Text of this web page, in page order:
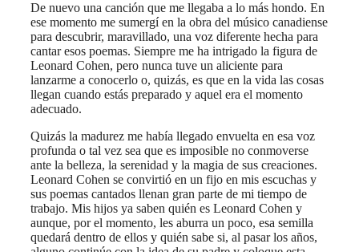
De nuevo una canción que me llegaba a lo más hondo. En
ese momento me sumergí en la obra del músico canadiense
para descubrir, maravillado, una voz diferente hecha para
cantar esos poemas. Siempre me ha intrigado la figura de
Leonard Cohen, pero nunca tuve un aliciente para
lanzarme a conocerlo o, quizás, es que en la vida las cosas
llegan cuando estás preparado y aquel era el momento
adecuado.
Quizás la madurez me había llegado envuelta en esa voz
profunda o tal vez sea que es imposible no conmoverse
ante la belleza, la serenidad y la magia de sus creaciones.
Leonard Cohen se convirtió en un fijo en mis escuchas y
sus poemas cantados llenan gran parte de mi tiempo de
trabajo. Mis hijos ya saben quién es Leonard Cohen y
aunque, por el momento, les aburra un poco, esa semilla
quedará dentro de ellos y quién sabe si, al pasar los años,